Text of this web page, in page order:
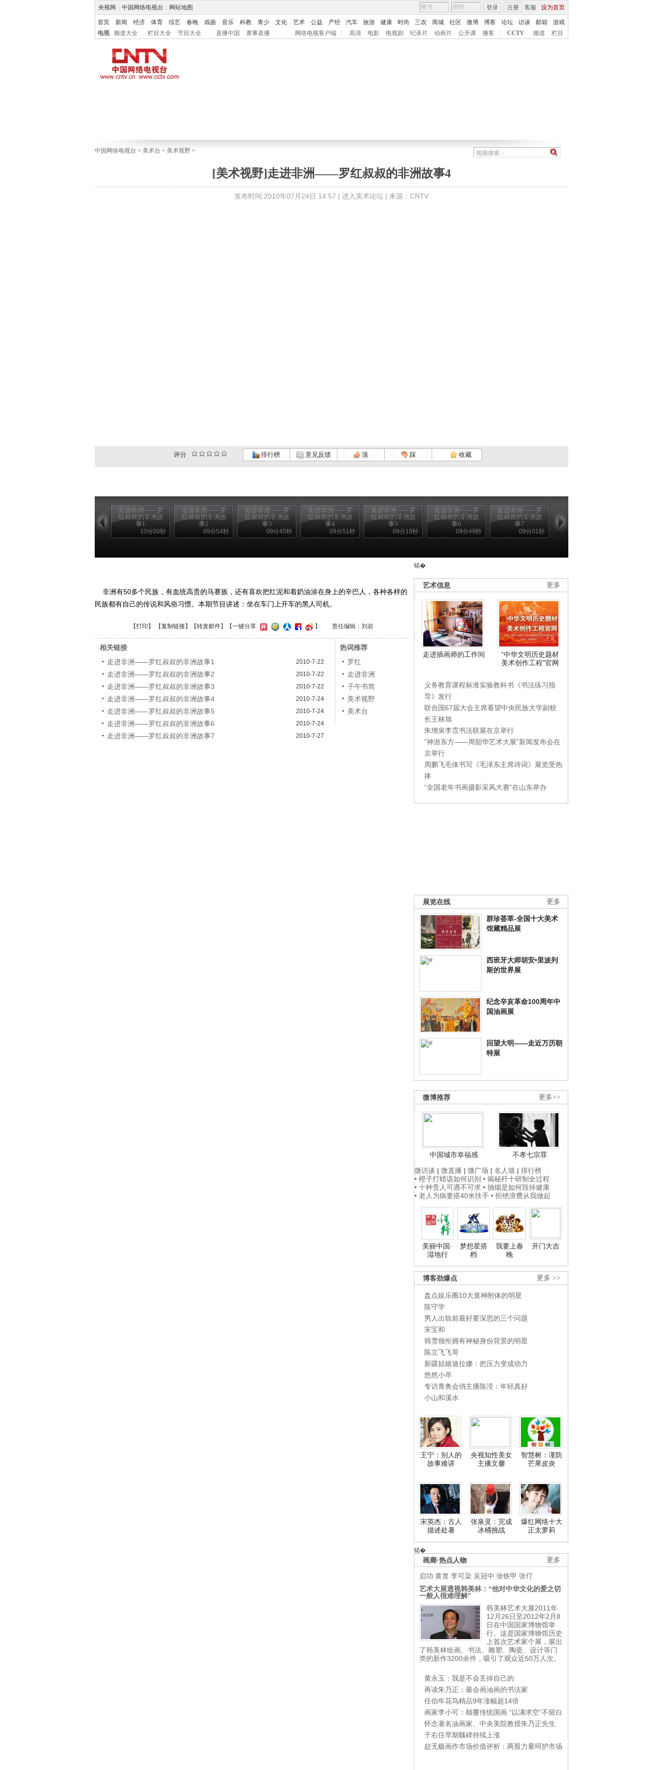
央视网 中国网络电视台 网站地图 客服 设为首页
登录 注册
首页 新闻 经济 体育 综艺 春晚 戏曲 音乐 科教 青少 文化 艺术 公益 产经 汽车 旅游 健康 时尚 三农 商城 社区 微博 博客 论坛 访谈 邮箱
游戏
电视
频道大全 栏目大全 节目大全 直播中国 赛事直播 网络电视客户端 高清 电影 电视剧 纪录片 动画片 公开课 播客 CCTV 频道 栏目
中国网络电视台 > 美术台 > 美术视野 >
[美术视野]走进非洲——罗红叔叔的非洲故事4
发布时间:2010年07月24日 14:57 | 进入美术论坛 | 来源：CNTV
评分 排行榜 意见反馈 顶 踩 收藏
走进非洲——罗
红叔叔的非洲故
事1
10分00秒
走进非洲——罗
红叔叔的非洲故
事2
09分54秒
走进非洲——罗
红叔叔的非洲故
事3
09分45秒
走进非洲——罗
红叔叔的非洲故
事4
09分51秒
走进非洲——罗
红叔叔的非洲故
事5
09分18秒
走进非洲——罗
红叔叔的非洲故
事6
09分49秒
走进非洲——罗
红叔叔的非洲故
事7
09分01秒
锘�
更多
艺术信息
走进插画师的工作间
“中华文明历史题材
美术创作工程”官网
义务教育课程标准实验教科书《书法练习指
导》发行
联合国67届大会主席看望中央民族大学副校
长王林旭
朱增泉李霑书法联展在京举行
“神游东方——周韶华艺术大展”新闻发布会在
京举行
周鹏飞毛体书写《毛泽东主席诗词》展览受热
捧
“全国老年书画摄影采风大赛”在山东举办
更多
展览在线
群珍荟萃-全国十大美术
馆藏精品展
西班牙大师胡安•里波列
斯的世界展
纪念辛亥革命100周年中
国油画展
回望大明——走近万历朝
特展
更多>>
微博推荐
中国城市幸福感
不孝七宗罪
微访谈 | 微直播 | 微广场 | 名人墙 | 排行榜
• 橙子打蜡该如何识别 • 揭秘歼十研制全过程
• 十种贵人可遇不可求 • 抽烟是如何毁掉健康
• 老人为病妻搭40米扶手 • 拒绝浪费从我做起
美丽中国·
湿地行
梦想星搭
档
我要上春
晚
开门大吉
更多 >>
博客劲爆点
盘点娱乐圈10大衰神附体的明星
陈守学
男人出轨前最好要深思的三个问题
宋宝和
韩雪领衔拥有神秘身份背景的明星
陈立飞飞哥
新疆姑娘迪拉娜：把压力变成动力
悠然小卒
专访青奥会俏主播陈滢：年轻真好
小山和溪水
王宁：别人的
故事难讲
央视知性美女
主播文馨
智慧树：谨防
芒果皮炎
宋英杰：古人
描述处暑
张泉灵：完成
冰桶挑战
爆红网络十大
正太萝莉
锘�
更多
画廊·热点人物
启功 黄胄 李可染 吴冠中 张铁甲 张仃
艺术大展透视韩美林：“他对中华文化的爱之切
一般人很难理解”
韩美林艺术大展2011年
12月26日至2012年2月8
日在中国国家博物馆举
行。这是国家博物馆历史
上首次艺术家个展，展出
了韩美林绘画、书法、雕塑、陶瓷、设计等门
类的新作3200余件，吸引了观众近50万人次。
黄永玉：我是不会丢掉自己的
再读朱乃正：最会画油画的书法家
任伯年花鸟精品9年涨幅超14倍
画家李小可：颠覆传统国画 “以满求空”不留白
怀念著名油画家、中央美院教授朱乃正先生
于右任早期魏碑持续上涨
赵无极画作市场价值评析：两股力量呵护市场
非洲有50多个民族，有血统高贵的马赛族，还有喜欢把红泥和着奶油涂在身上的辛巴人，各种各样的
民族都有自己的传说和风俗习惯。本期节目讲述：坐在车门上开车的黑人司机。
【打印 】 【复制链接】【转发邮件】 【一键分享 】 责任编辑：刘岩
相关链接
走进非洲——罗红叔叔的非洲故事1
2010-7-22
走进非洲——罗红叔叔的非洲故事2 2010-7-22
走进非洲——罗红叔叔的非洲故事3 2010-7-22
走进非洲——罗红叔叔的非洲故事4 2010-7-24
走进非洲——罗红叔叔的非洲故事5 2010-7-24
走进非洲——罗红叔叔的非洲故事6 2010-7-24
走进非洲——罗红叔叔的非洲故事7 2010-7-27
热词推荐
罗红
走进非洲
子午书简
美术视野
美术台